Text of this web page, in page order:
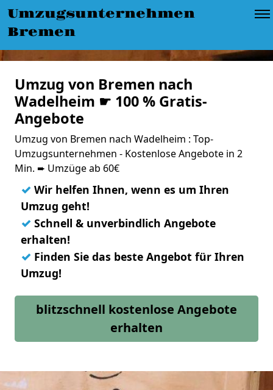
Umzugsunternehmen
Bremen
Umzug von Bremen nach
Wadelheim ☛ 100 % Gratis-
Angebote
Umzug von Bremen nach Wadelheim : Top-
Umzugsunternehmen - Kostenlose Angebote in 2
Min. ➨ Umzüge ab 60€
✓ Wir helfen Ihnen, wenn es um Ihren
Umzug geht!
✓ Schnell & unverbindlich Angebote
erhalten!
✓ Finden Sie das beste Angebot für Ihren
Umzug!
blitzschnell kostenlose Angebote
erhalten